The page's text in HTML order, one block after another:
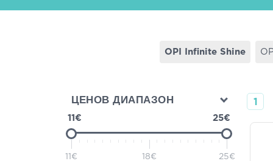
OPI Infinite Shine
ЦЕНОВ ДИАПАЗОН
11€ 25€
11€ 18€ 25€
1